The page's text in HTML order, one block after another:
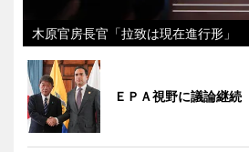
木原官房長官「拉致は現在進行形」
ＥＰＡ視野に議論継続